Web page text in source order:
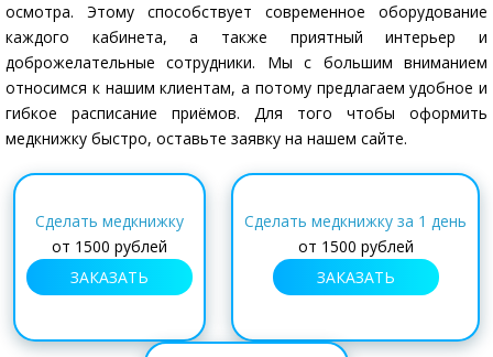
осмотра. Этому способствует современное оборудование
каждого кабинета, а также приятный интерьер и
доброжелательные сотрудники. Мы с большим вниманием
относимся к нашим клиентам, а потому предлагаем удобное и
гибкое расписание приёмов. Для того чтобы оформить
медкнижку быстро, оставьте заявку на нашем сайте.
Сделать медкнижку
от 1500 рублей
ЗАКАЗАТЬ
Сделать медкнижку за 1 день
от 1500 рублей
ЗАКАЗАТЬ